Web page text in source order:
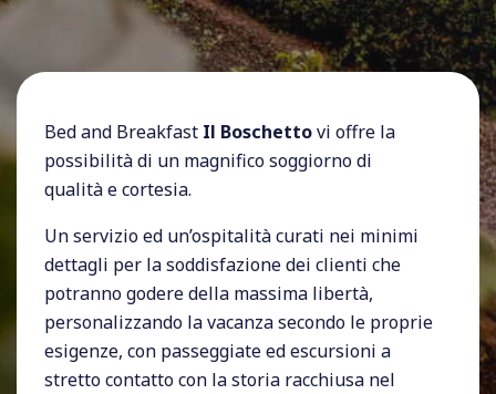
Bed and Breakfast Il Boschettovi offre la
possibilità di un magnifico soggiorno di
qualità e cortesia.
Un servizio ed un’ospitalità curati nei minimi
dettagli per la soddisfazione dei clienti che
potranno godere della massima libertà,
personalizzando la vacanza secondo le proprie
esigenze, con passeggiate ed escursioni a
stretto contatto con la storia racchiusa nel